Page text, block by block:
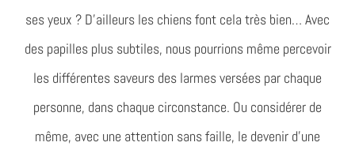
ses yeux ? D’ailleurs les chiens font cela très bien… Avec
des papilles plus subtiles, nous pourrions même percevoir
les différentes saveurs des larmes versées par chaque
personne, dans chaque circonstance. Ou considérer de
même, avec une attention sans faille, le devenir d’une